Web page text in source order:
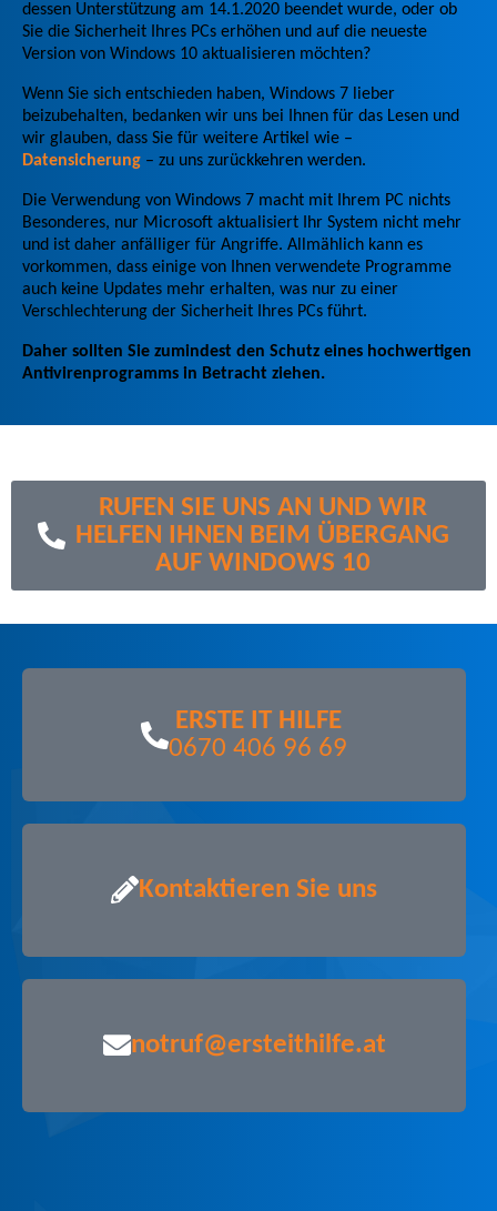
dessen Unterstützung am 14.1.2020 beendet wurde, oder ob
Sie die Sicherheit Ihres PCs erhöhen und auf die neueste
Version von Windows 10 aktualisieren möchten?
Wenn Sie sich entschieden haben, Windows 7 lieber
beizubehalten, bedanken wir uns bei Ihnen für das Lesen und
wir glauben, dass Sie für weitere Artikel wie –
Datensicherung – zu uns zurückkehren werden.
Die Verwendung von Windows 7 macht mit Ihrem PC nichts
Besonderes, nur Microsoft aktualisiert Ihr System nicht mehr
und ist daher anfälliger für Angriffe. Allmählich kann es
vorkommen, dass einige von Ihnen verwendete Programme
auch keine Updates mehr erhalten, was nur zu einer
Verschlechterung der Sicherheit Ihres PCs führt.
Daher sollten Sie zumindest den Schutz eines hochwertigen
Antivirenprogramms in Betracht ziehen.
RUFEN SIE UNS AN UND WIR
HELFEN IHNEN BEIM ÜBERGANG
AUF WINDOWS 10
ERSTE IT HILFE
0670 406 96 69
Kontaktieren Sie uns
notruf@ersteithilfe.at